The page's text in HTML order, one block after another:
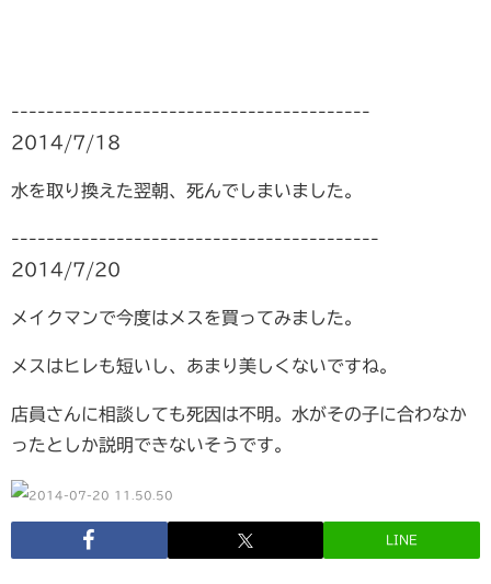
-----------------------------------------
2014/7/18
水を取り換えた翌朝、死んでしまいました。
------------------------------------------
2014/7/20
メイクマンで今度はメスを買ってみました。
メスはヒレも短いし、あまり美しくないですね。
店員さんに相談しても死因は不明。水がその子に合わなか
ったとしか説明できないそうです。
LINE